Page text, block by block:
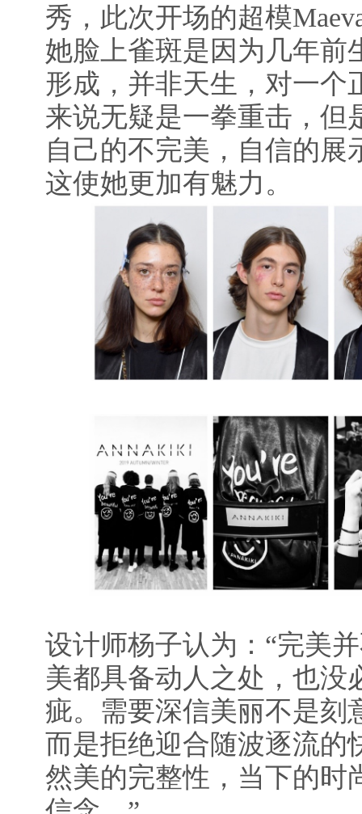
秀，此次开场的超模
她脸上雀斑是因为几年前
形成，并非天生，对一个
来说无疑是一拳重击，但
自己的不完美，自信的展
这使她更加有魅力。
设计师杨子认为：“完美
美都具备动人之处，也没
疵。需要深信美丽不是刻
而是拒绝迎合随波逐流的
然美的完整性，当下的时